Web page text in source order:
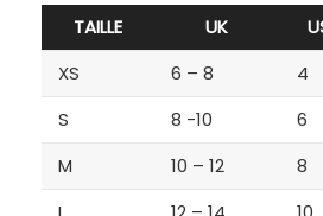
TAILLE UK
XS
6 – 8 4
S
8 -10 6
M
10 – 12 8